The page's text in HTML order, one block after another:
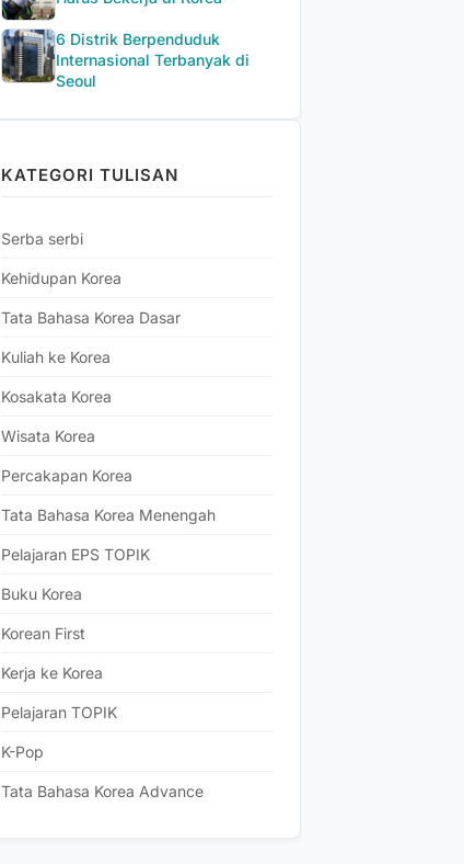
6 Distrik Berpenduduk
Internasional Terbanyak di
Seoul
KATEGORI TULISAN
Serba serbi
Kehidupan Korea
Tata Bahasa Korea Dasar
Kuliah ke Korea
Kosakata Korea
Wisata Korea
Percakapan Korea
Tata Bahasa Korea Menengah
Pelajaran EPS TOPIK
Buku Korea
Korean First
Kerja ke Korea
Pelajaran TOPIK
K-Pop
Tata Bahasa Korea Advance